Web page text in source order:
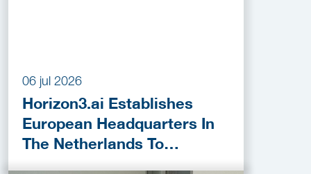
06 jul 2026
Horizon3.ai Establishes
European Headquarters In
The Netherlands To